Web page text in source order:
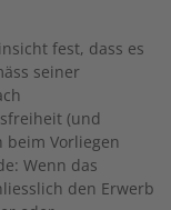
fest, dass es
seiner
(und
beim Vorliegen
Wenn das
den Erwerb